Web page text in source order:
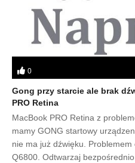
0
Gong przy starcie ale brak
PRO Retina
MacBook PRO Retina z
mamy GONG startowy
nie ma już dźwięku. Problemem
Q6800. Odtwarzaj